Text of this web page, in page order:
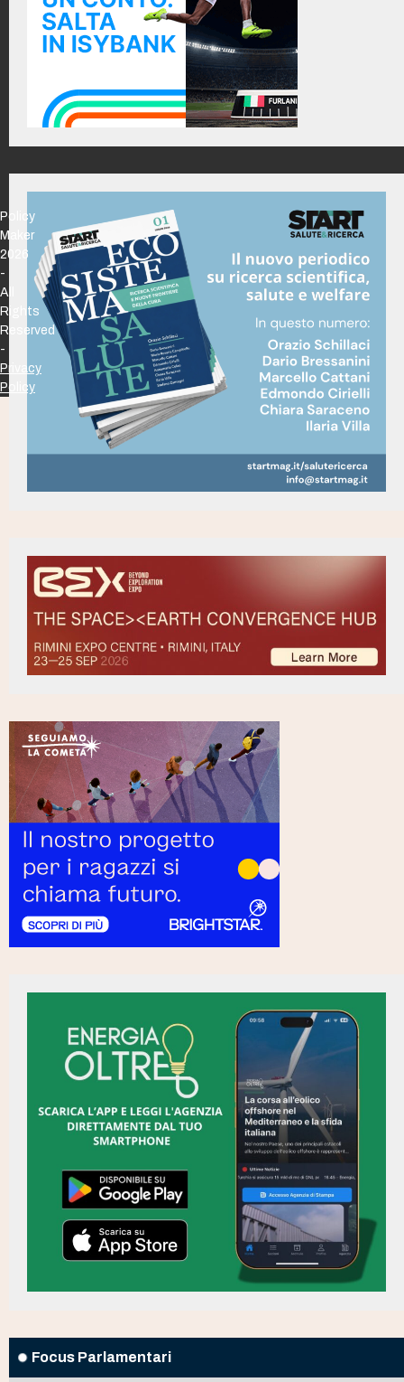
Focus Parlamentari
Policy
Maker
2026
-
All
Rights
Reserved
-
Privacy
Policy